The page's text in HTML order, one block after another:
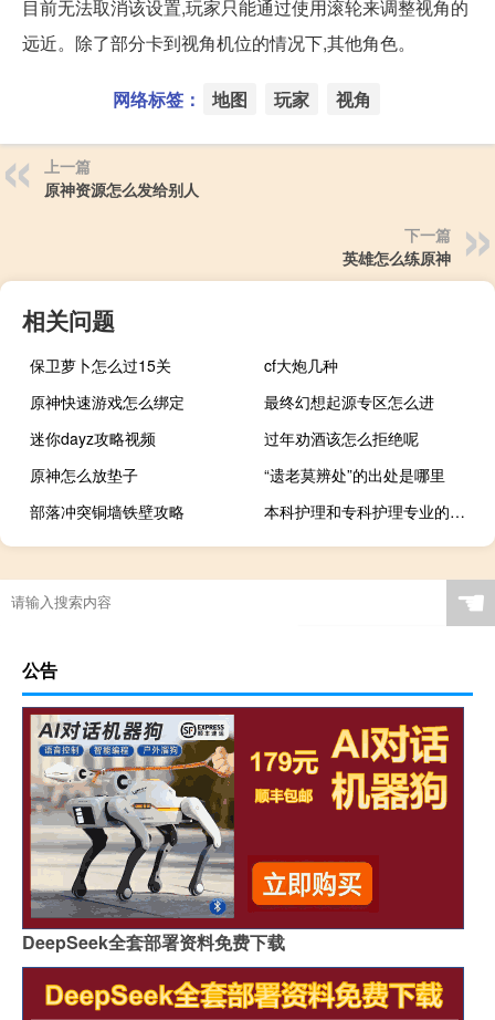
目前无法取消该设置,玩家只能通过使用滚轮来调整视角的
远近。除了部分卡到视角机位的情况下,其他角色。
网络标签： 地图 玩家 视角
上一篇
原神资源怎么发给别人
下一篇
英雄怎么练原神
相关问题
保卫萝卜怎么过15关
cf大炮几种
原神快速游戏怎么绑定
最终幻想起源专区怎么进
迷你dayz攻略视频
过年劝酒该怎么拒绝呢
原神怎么放垫子
“遗老莫辨处”的出处是哪里
部落冲突铜墙铁壁攻略
本科护理和专科护理专业的区别
☚
公告
DeepSeek全套部署资料免费下载